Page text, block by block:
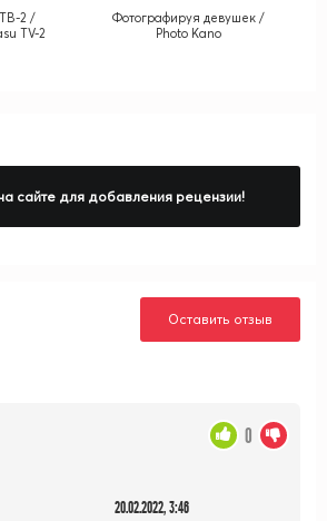
2 /
TV-2
Фотографируя девушек /
Photo Kano
сайте для добавления рецензии!
Оставить отзыв
20.02.2022, 3:46
0